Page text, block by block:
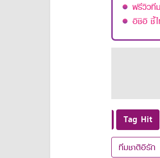
พรีวิวที
อิชิอิ ชี้
Tag Hit
ทีมชาติอิรัก